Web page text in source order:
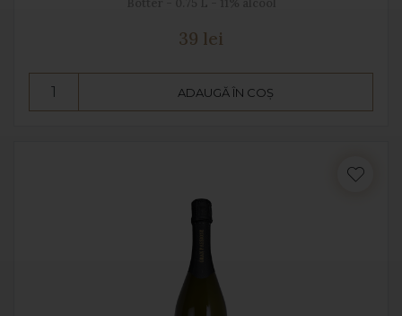
39 lei
ADAUGĂ ÎN COȘ